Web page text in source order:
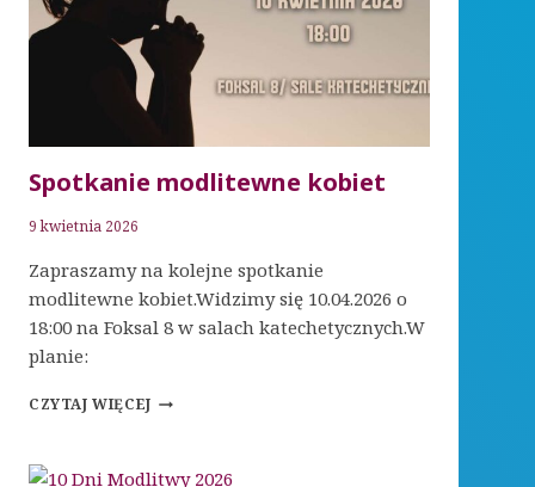
Spotkanie modlitewne kobiet
9 kwietnia 2026
Zapraszamy na kolejne spotkanie
modlitewne kobiet.Widzimy się 10.04.2026 o
18:00 na Foksal 8 w salach katechetycznych.W
planie:
CZYTAJ WIĘCEJSPOTKANIE